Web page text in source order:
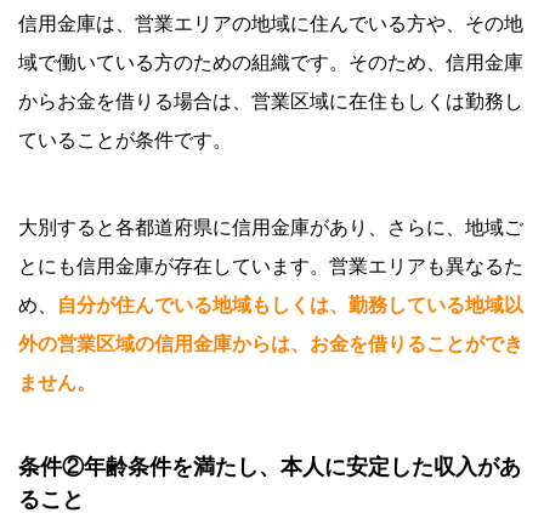
信用金庫は、営業エリアの地域に住んでいる方や、その地
域で働いている方のための組織です。そのため、信用金庫
からお金を借りる場合は、営業区域に在住もしくは勤務し
ていることが条件です。
大別すると各都道府県に信用金庫があり、さらに、地域ご
とにも信用金庫が存在しています。営業エリアも異なるた
め、
自分が住んでいる地域もしくは、勤務している地域以
外の営業区域の信用金庫からは、お金を借りることができ
ません。
条件②年齢条件を満たし、本人に安定した収入があ
ること